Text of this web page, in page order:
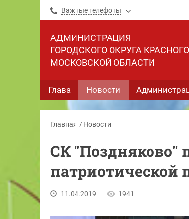
Важные телефоны
АДМИНИСТРАЦИЯ
ГОРОДСКОГО ОКРУГА
МОСКОВСКОЙ ОБЛАСТИ
Глава Новости
Главная Новости
СК "Поздняково"
патриотической
11.04.2019 1941